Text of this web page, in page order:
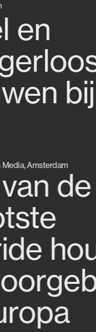
en
Amsterdam
de